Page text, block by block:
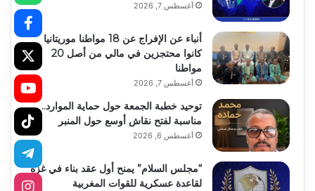
أغسطس 7, 2026
أنباء عن الإفراج عن 18 مواطنا موريتانيا
كانوا محتجزين في مالي من أصل 20
مواطنا
أغسطس 7, 2026
توحيد خطبة الجمعة حول حماية الموارد..
مناسبة لفتح نقاش أوسع حول المنبر
أغسطس 6, 2026
“مجلس السلام” يمنح أول عقد بناء في غزة
لقاعدة عسكرية للقوات المغربية